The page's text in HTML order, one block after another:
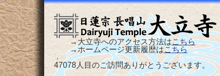
→大立寺へのアクセス方法はこちら
→ホームページ更新履歴はこちら
47078人目のご訪問ありがとうございます。